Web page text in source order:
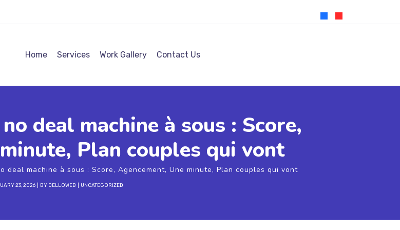
Home Services Work Gallery Contact Us
deal machine à sous : Score,
Plan couples qui vont
deal machine à sous : Score, Agencement, Une minute, Plan couples qui vont
23, 2026 BY DELLOWEB UNCATEGORIZED